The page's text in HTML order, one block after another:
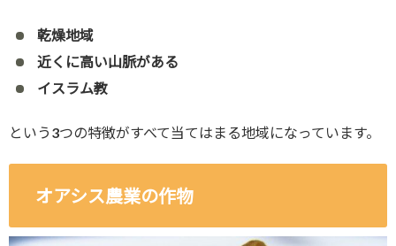
乾燥地域
近くに高い山脈がある
イスラム教
という3つの特徴がすべて当てはまる地域になっています。
オアシス農業の作物